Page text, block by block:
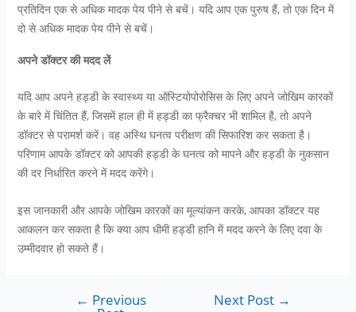
प्रतिदिन एक से अधिक मादक पेय पीने से बचें। यदि आप एक पुरुष हैं, तो एक दिन में
दो से अधिक मादक पेय पीने से बचें।
अपने डॉक्टर की मदद लें
यदि आप अपने हड्डी के स्वास्थ्य या ऑस्टियोपोरोसिस के लिए अपने जोखिम कारकों
के बारे में चिंतित हैं, जिसमें हाल ही में हड्डी का फ्रैक्चर भी शामिल है, तो अपने
डॉक्टर से परामर्श करें। वह अस्थि घनत्व परीक्षण की सिफारिश कर सकता है।
परिणाम आपके डॉक्टर को आपकी हड्डी के घनत्व को मापने और हड्डी के नुकसान
की दर निर्धारित करने में मदद करेंगे।
इस जानकारी और आपके जोखिम कारकों का मूल्यांकन करके, आपका डॉक्टर यह
आकलन कर सकता है कि क्या आप धीमी हड्डी हानि में मदद करने के लिए दवा के
उम्मीदवार हो सकते हैं।
← Previous Next Post →